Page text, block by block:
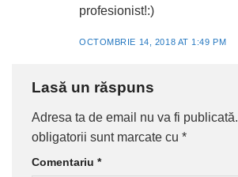
profesionist!:)
OCTOMBRIE 14, 2018 AT 1:49 PM
Lasă un răspuns
Adresa ta de email nu va fi publicată.
obligatorii sunt marcate cu *
Comentariu *